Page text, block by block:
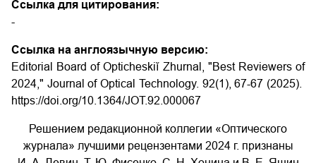
Ссылка для цитирования:
-
Ссылка на англоязычную версию:
Editorial Board of Opticheskiĭ Zhurnal, "Best Reviewers of
2024," Journal of Optical Technology. 92(1), 67-67 (2025).
https://doi.org/10.1364/JOT.92.000067
Решением редакционной коллегии «Оптического
журнала» лучшими рецензентами 2024 г. признаны